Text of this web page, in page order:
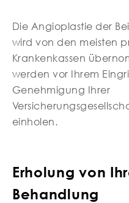
Die Angioplastie der
wird von den meisten
Krankenkassen
werden vor Ihrem
Genehmigung Ihrer
einholen.
Erholung von
Behandlung